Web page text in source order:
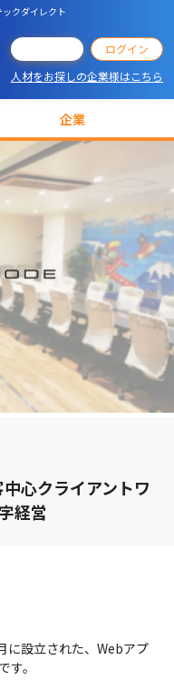
クダイレクト
ログイン
人材をお探しの企業様はこちら
企業
心クライアントワ
経営
に設立された、Webアプ
。